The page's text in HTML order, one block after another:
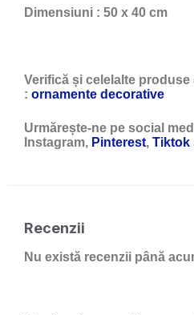
Dimensiuni : 50 x 40 cm
Verifică și celelalte
: ornamente decorative
Urmărește-ne pe social
Instagram, Pinterest, Tiktok
Recenzii
Nu există recenzii până